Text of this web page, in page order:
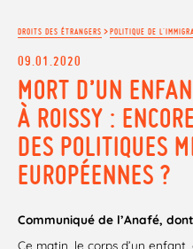
DROITS DES ÉTRANGERS >POLITIQUE DE
09.01.2020
MORT D’UN
À ROISSY :
DES POLITIQUES
EUROPÉENNES ?
Communiqué de l’Anafé,
Ce matin, le corps d’un enfant,